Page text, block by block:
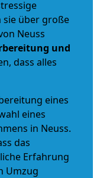
sie über große
Neuss
und
dass alles
eines
eines
in Neuss.
das
Erfahrung
Umzug